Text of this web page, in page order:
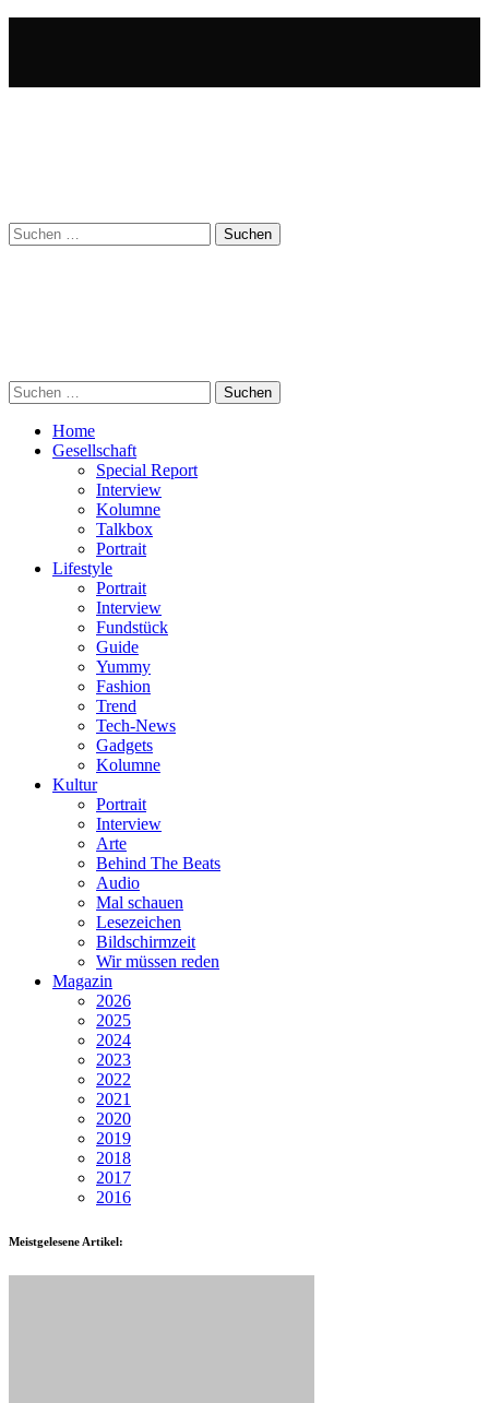
Suchen
nach:
Suchen
nach:
Home
Gesellschaft
Special Report
Interview
Kolumne
Talkbox
Portrait
Lifestyle
Portrait
Interview
Fundstück
Guide
Yummy
Fashion
Trend
Tech-News
Gadgets
Kolumne
Kultur
Portrait
Interview
Arte
Behind The Beats
Audio
Mal schauen
Lesezeichen
Bildschirmzeit
Wir müssen reden
Magazin
2026
2025
2024
2023
2022
2021
2020
2019
2018
2017
2016
Meistgelesene Artikel: